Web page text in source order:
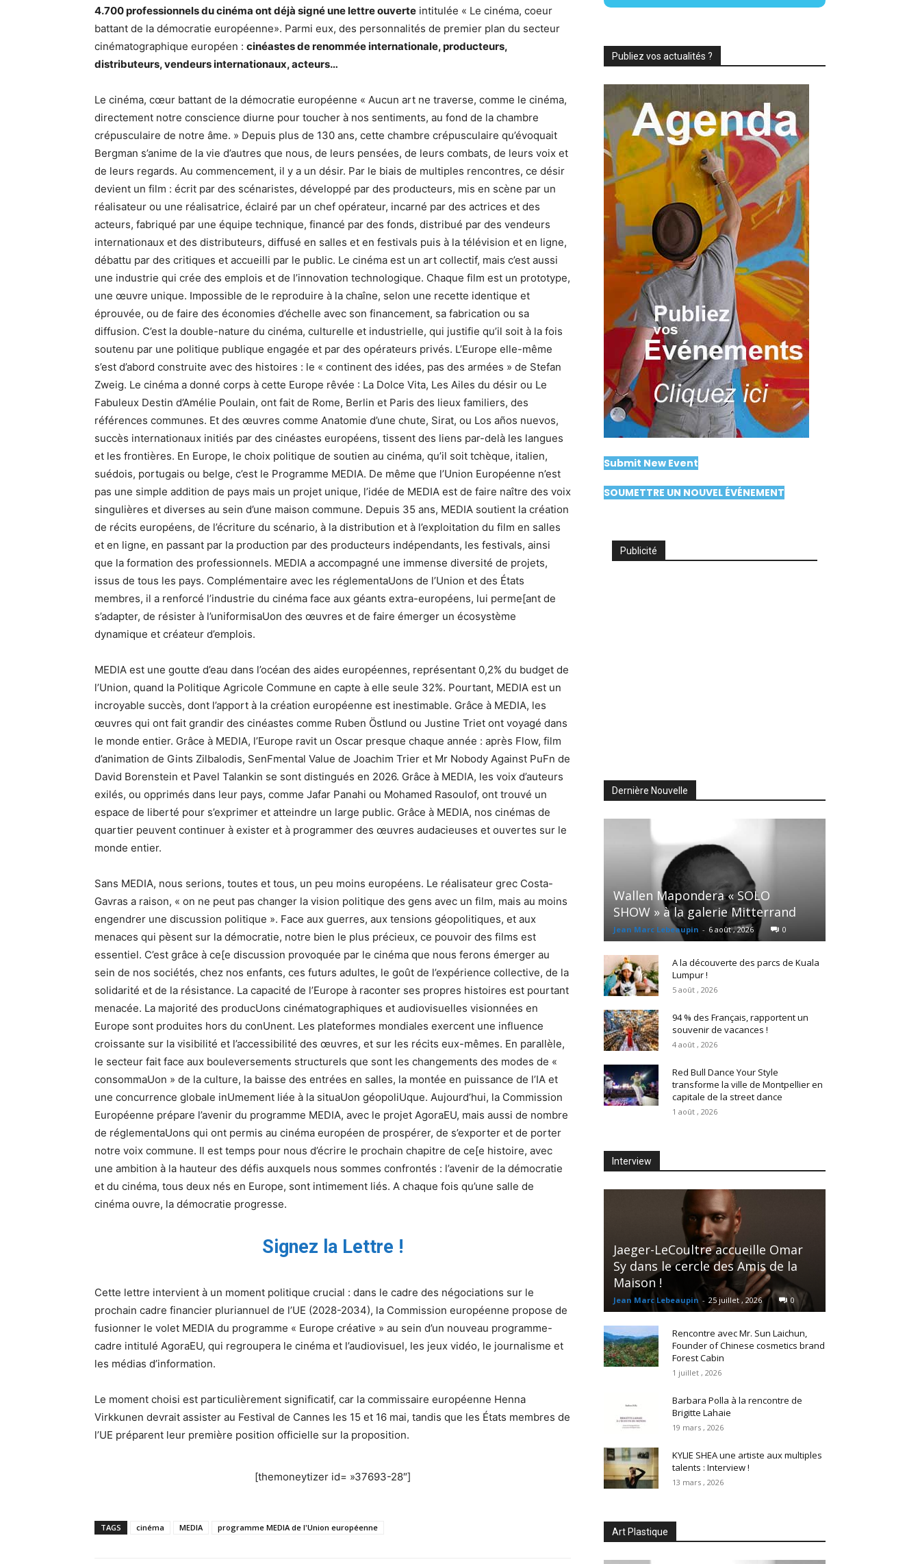
4.700 professionnels du cinéma ont déjà signé une lettre ouverte intitulée « Le cinéma, coeur
battant de la démocratie européenne». Parmi eux, des personnalités de premier plan du secteur
cinématographique européen : cinéastes de renommée internationale, producteurs,
distributeurs, vendeurs internationaux, acteurs…
Le cinéma, cœur battant de la démocratie européenne « Aucun art ne traverse, comme le cinéma,
directement notre conscience diurne pour toucher à nos sentiments, au fond de la chambre
crépusculaire de notre âme. » Depuis plus de 130 ans, cette chambre crépusculaire qu’évoquait
Bergman s’anime de la vie d’autres que nous, de leurs pensées, de leurs combats, de leurs voix et
de leurs regards. Au commencement, il y a un désir. Par le biais de multiples rencontres, ce désir
devient un film : écrit par des scénaristes, développé par des producteurs, mis en scène par un
réalisateur ou une réalisatrice, éclairé par un chef opérateur, incarné par des actrices et des
acteurs, fabriqué par une équipe technique, financé par des fonds, distribué par des vendeurs
internationaux et des distributeurs, diffusé en salles et en festivals puis à la télévision et en ligne,
débattu par des critiques et accueilli par le public. Le cinéma est un art collectif, mais c’est aussi
une industrie qui crée des emplois et de l’innovation technologique. Chaque film est un prototype,
une œuvre unique. Impossible de le reproduire à la chaîne, selon une recette identique et
éprouvée, ou de faire des économies d’échelle avec son financement, sa fabrication ou sa
diffusion. C’est la double-nature du cinéma, culturelle et industrielle, qui justifie qu’il soit à la fois
soutenu par une politique publique engagée et par des opérateurs privés. L’Europe elle-même
s’est d’abord construite avec des histoires : le « continent des idées, pas des armées » de Stefan
Zweig. Le cinéma a donné corps à cette Europe rêvée : La Dolce Vita, Les Ailes du désir ou Le
Fabuleux Destin d’Amélie Poulain, ont fait de Rome, Berlin et Paris des lieux familiers, des
références communes. Et des œuvres comme Anatomie d’une chute, Sirat, ou Los años nuevos,
succès internationaux initiés par des cinéastes européens, tissent des liens par-delà les langues
et les frontières. En Europe, le choix politique de soutien au cinéma, qu’il soit tchèque, italien,
suédois, portugais ou belge, c’est le Programme MEDIA. De même que l’Union Européenne n’est
pas une simple addition de pays mais un projet unique, l’idée de MEDIA est de faire naître des voix
singulières et diverses au sein d’une maison commune. Depuis 35 ans, MEDIA soutient la création
de récits européens, de l’écriture du scénario, à la distribution et à l’exploitation du film en salles
et en ligne, en passant par la production par des producteurs indépendants, les festivals, ainsi
que la formation des professionnels. MEDIA a accompagné une immense diversité de projets,
issus de tous les pays. Complémentaire avec les réglementaUons de l’Union et des États
membres, il a renforcé l’industrie du cinéma face aux géants extra-européens, lui perme[ant de
s’adapter, de résister à l’uniformisaUon des œuvres et de faire émerger un écosystème
dynamique et créateur d’emplois.
MEDIA est une goutte d’eau dans l’océan des aides européennes, représentant 0,2% du budget de
l’Union, quand la Politique Agricole Commune en capte à elle seule 32%. Pourtant, MEDIA est un
incroyable succès, dont l’apport à la création européenne est inestimable. Grâce à MEDIA, les
œuvres qui ont fait grandir des cinéastes comme Ruben Östlund ou Justine Triet ont voyagé dans
le monde entier. Grâce à MEDIA, l’Europe ravit un Oscar presque chaque année : après Flow, film
d’animation de Gints Zilbalodis, SenFmental Value de Joachim Trier et Mr Nobody Against PuFn de
David Borenstein et Pavel Talankin se sont distingués en 2026. Grâce à MEDIA, les voix d’auteurs
exilés, ou opprimés dans leur pays, comme Jafar Panahi ou Mohamed Rasoulof, ont trouvé un
espace de liberté pour s’exprimer et atteindre un large public. Grâce à MEDIA, nos cinémas de
quartier peuvent continuer à exister et à programmer des œuvres audacieuses et ouvertes sur le
monde entier.
Sans MEDIA, nous serions, toutes et tous, un peu moins européens. Le réalisateur grec Costa-
Gavras a raison, « on ne peut pas changer la vision politique des gens avec un film, mais au moins
engendrer une discussion politique ». Face aux guerres, aux tensions géopolitiques, et aux
menaces qui pèsent sur la démocratie, notre bien le plus précieux, ce pouvoir des films est
essentiel. C’est grâce à ce[e discussion provoquée par le cinéma que nous ferons émerger au
sein de nos sociétés, chez nos enfants, ces futurs adultes, le goût de l’expérience collective, de la
solidarité et de la résistance. La capacité de l’Europe à raconter ses propres histoires est pourtant
menacée. La majorité des producUons cinématographiques et audiovisuelles visionnées en
Europe sont produites hors du conUnent. Les plateformes mondiales exercent une influence
croissante sur la visibilité et l’accessibilité des œuvres, et sur les récits eux-mêmes. En parallèle,
le secteur fait face aux bouleversements structurels que sont les changements des modes de «
consommaUon » de la culture, la baisse des entrées en salles, la montée en puissance de l’IA et
une concurrence globale inUmement liée à la situaUon géopoliUque. Aujourd’hui, la Commission
Européenne prépare l’avenir du programme MEDIA, avec le projet AgoraEU, mais aussi de nombre
de réglementaUons qui ont permis au cinéma européen de prospérer, de s’exporter et de porter
notre voix commune. Il est temps pour nous d’écrire le prochain chapitre de ce[e histoire, avec
une ambition à la hauteur des défis auxquels nous sommes confrontés : l’avenir de la démocratie
et du cinéma, tous deux nés en Europe, sont intimement liés. A chaque fois qu’une salle de
cinéma ouvre, la démocratie progresse.
Signez la Lettre !
Cette lettre intervient à un moment politique crucial : dans le cadre des négociations sur le
prochain cadre financier pluriannuel de l’UE (2028-2034), la Commission européenne propose de
fusionner le volet MEDIA du programme « Europe créative » au sein d’un nouveau programme-
cadre intitulé AgoraEU, qui regroupera le cinéma et l’audiovisuel, les jeux vidéo, le journalisme et
les médias d’information.
Le moment choisi est particulièrement significatif, car la commissaire européenne Henna
Virkkunen devrait assister au Festival de Cannes les 15 et 16 mai, tandis que les États membres de
l’UE préparent leur première position officielle sur la proposition.
[themoneytizer id= »37693-28″]
TAGS cinéma MEDIA programme MEDIA de l'Union européenne
Publiez vos actualités ?
Submit New Event
SOUMETTRE UN NOUVEL ÉVÉNEMENT
Publicité
Dernière Nouvelle
Wallen Mapondera « SOLO
SHOW » à la galerie Mitterrand
Jean Marc Lebeaupin - 6 août , 2026 0
A la découverte des parcs de Kuala
Lumpur !
5 août , 2026
94 % des Français, rapportent un
souvenir de vacances !
4 août , 2026
Red Bull Dance Your Style
transforme la ville de Montpellier en
capitale de la street dance
1 août , 2026
Interview
Jaeger-LeCoultre accueille Omar
Sy dans le cercle des Amis de la
Maison !
Jean Marc Lebeaupin - 25 juillet , 2026 0
Rencontre avec Mr. Sun Laichun,
Founder of Chinese cosmetics brand
Forest Cabin
1 juillet , 2026
Barbara Polla à la rencontre de
Brigitte Lahaie
19 mars , 2026
KYLIE SHEA une artiste aux multiples
talents : Interview !
13 mars , 2026
Art Plastique